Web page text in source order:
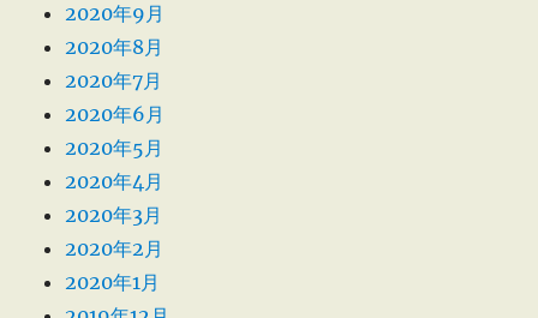
2020年9月
2020年8月
2020年7月
2020年6月
2020年5月
2020年4月
2020年3月
2020年2月
2020年1月